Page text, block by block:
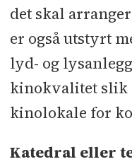
det skal
er også utstyrt
lyd- og
kinokvalitet slik
kinolokale for
Katedral eller